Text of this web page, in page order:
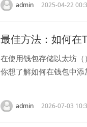
admin 2025-04-22
最佳方法：如何在
在使用钱包存储以太坊
你想了解如何在钱包中
admin 2026-07-03